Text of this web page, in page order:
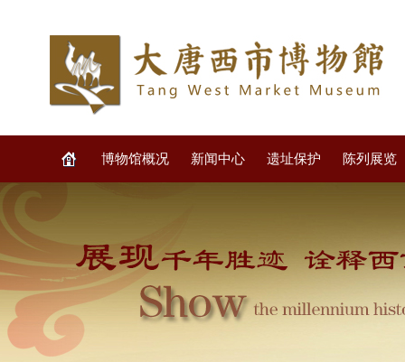
博物馆概况 新闻中心 遗址保护 陈列展览